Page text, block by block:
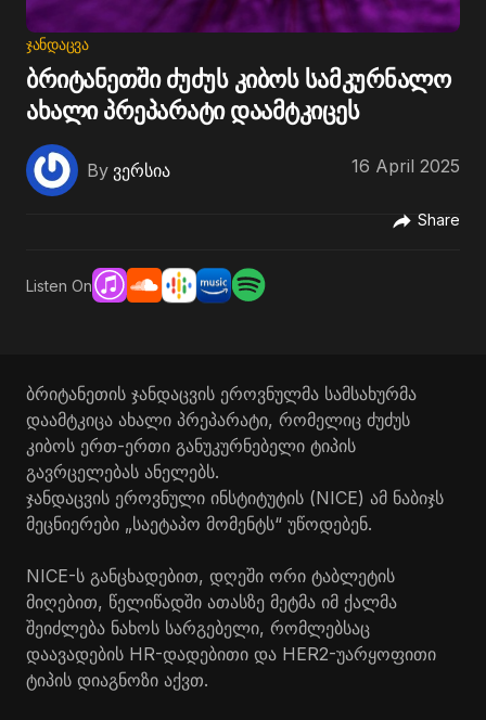
ᲯᲐᲜᲓᲐᲪᲕᲐ
ბრიტანეთში ძუძუს კიბოს სამკურნალო
ახალი პრეპარატი დაამტკიცეს
By ვერსია 16 April 2025
Share
Listen On
ბრიტანეთის ჯანდაცვის ეროვნულმა სამსახურმა
დაამტკიცა ახალი პრეპარატი, რომელიც ძუძუს
კიბოს ერთ-ერთი განუკურნებელი ტიპის
გავრცელებას ანელებს.
ჯანდაცვის ეროვნული ინსტიტუტის (NICE) ამ ნაბიჯს
მეცნიერები „საეტაპო მომენტს“ უწოდებენ.
NICE-ს განცხადებით, დღეში ორი ტაბლეტის
მიღებით, წელიწადში ათასზე მეტმა იმ ქალმა
შეიძლება ნახოს სარგებელი, რომლებსაც
დაავადების HR-დადებითი და HER2-უარყოფითი
ტიპის დიაგნოზი აქვთ.